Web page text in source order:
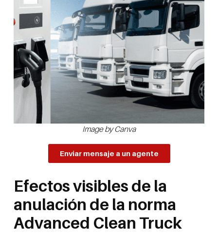
Image by Canva
Enviar mensaje a un agente
Efectos visibles de la
anulación de la norma
Advanced Clean Truck